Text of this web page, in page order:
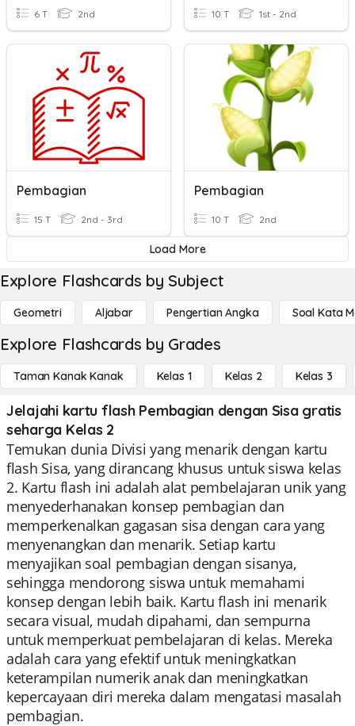
6 T 2nd 10 T 1st - 2nd
Pembagian
15 T 2nd - 3rd
Pembagian
10 T 2nd
Load More
Explore Flashcards by Subject
Geometri Aljabar Pengertian Angka Soal Kata
Explore Flashcards by Grades
Taman Kanak Kanak Kelas 1 Kelas 2 Kelas 3
Jelajahi kartu flash Pembagian dengan Sisa gratis
seharga Kelas 2
Temukan dunia Divisi yang menarik dengan kartu
flash Sisa, yang dirancang khusus untuk siswa kelas
2. Kartu flash ini adalah alat pembelajaran unik yang
menyederhanakan konsep pembagian dan
memperkenalkan gagasan sisa dengan cara yang
menyenangkan dan menarik. Setiap kartu
menyajikan soal pembagian dengan sisanya,
sehingga mendorong siswa untuk memahami
konsep dengan lebih baik. Kartu flash ini menarik
secara visual, mudah dipahami, dan sempurna
untuk memperkuat pembelajaran di kelas. Mereka
adalah cara yang efektif untuk meningkatkan
keterampilan numerik anak dan meningkatkan
kepercayaan diri mereka dalam mengatasi masalah
pembagian.